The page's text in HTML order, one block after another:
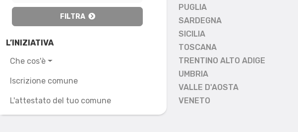
FILTRA
L’INIZIATIVA
Che cos'è
Iscrizione comune
L'attestato del tuo comune
PUGLIA
SARDEGNA
SICILIA
TOSCANA
TRENTINO ALTO ADIGE
UMBRIA
VALLE D'AOSTA
VENETO